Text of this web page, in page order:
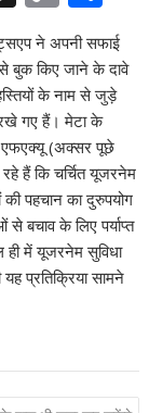
n
a
p
c
h
at
o
p
y
Li
n
k
h
ar
e
ने अपनी सफाई
बुक किए जाने के दावे
के नाम से जुड़े
गए हैं। मेटा के
एफएक्यू (अक्सर पूछे
हैं कि चर्चित यूजरनेम
पहचान का दुरुपयोग
बचाव के लिए पर्याप्त
ही में यूजरनेम सुविधा
प्रतिक्रिया सामने